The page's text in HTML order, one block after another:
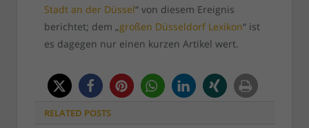
Stadt an der Düssel“ von diesem Ereignis
berichtet; dem „großen Düsseldorf Lexikon“ ist
es dagegen nur einen kurzen Artikel wert.
RELATED POSTS